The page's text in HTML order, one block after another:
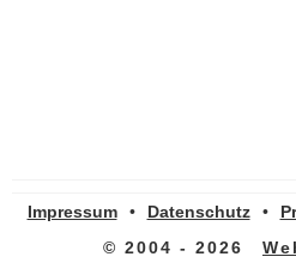
Impressum • Datenschutz •
© 2004 - 2026